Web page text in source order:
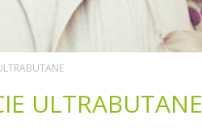
ULTRABUTANE